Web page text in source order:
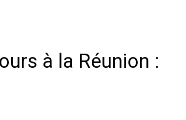
à la Réunion :